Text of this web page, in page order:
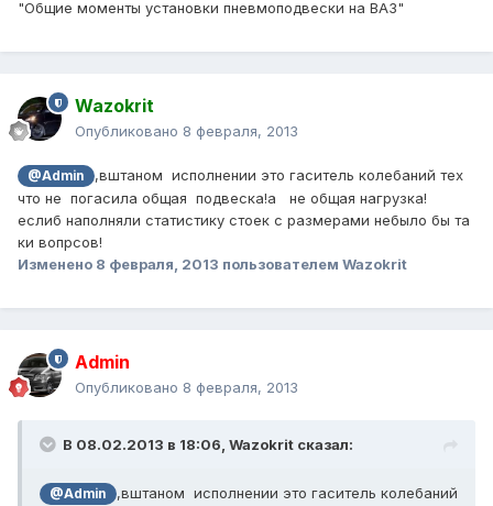
"Общие моменты установки пневмоподвески на ВАЗ"
Wazokrit
Опубликовано 8 февраля, 2013
@Admin
,вштаном исполнении это гаситель колебаний тех
что не погасила общая подвеска!а не общая нагрузка!
еслиб наполняли статистику стоек с размерами небыло бы та
ки вопрсов!
Изменено 8 февраля, 2013 пользователем Wazokrit
Admin
Опубликовано 8 февраля, 2013
В 08.02.2013 в 18:06, Wazokrit сказал:
@Admin
,вштаном исполнении это гаситель колебаний